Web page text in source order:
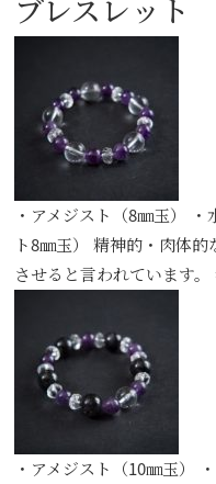
ブレスレット
・アメジスト（8㎜玉）
ト8㎜玉） 精神的・肉体
させると言われています。
・アメジスト（10㎜玉）